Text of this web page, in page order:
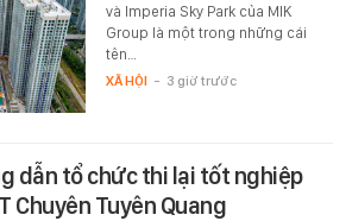
và Imperia Sky Park của MIK
Group là một trong những cái
tên…
XÃ HỘI - 3 giờ trước
dẫn tổ chức thi lại tốt nghiệp
Chuyên Tuyên Quang